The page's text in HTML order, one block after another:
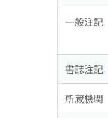
一般注記
書誌注記
所蔵機関